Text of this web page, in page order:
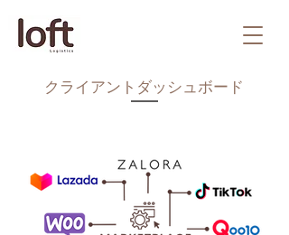
クライアントダッシュボード